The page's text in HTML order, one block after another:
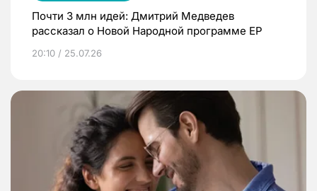
Почти 3 млн идей: Дмитрий Медведев
рассказал о Новой Народной программе ЕР
20:10 / 25.07.26